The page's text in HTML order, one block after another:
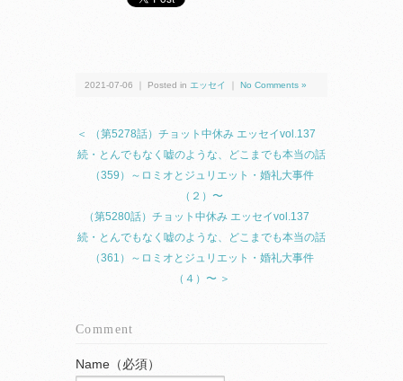
2021-07-06 ｜ Posted in エッセイ No Comments »
＜ （第5278話）チョット中休み エッセイvol.137
続・とんでもなく嘘のような、どこまでも本当の話
（359）～ロミオとジュリエット・婚礼大事件
（２）〜
（第5280話）チョット中休み エッセイvol.137
続・とんでもなく嘘のような、どこまでも本当の話
（361）～ロミオとジュリエット・婚礼大事件
（４）〜 ＞
Comment
Name（必須）